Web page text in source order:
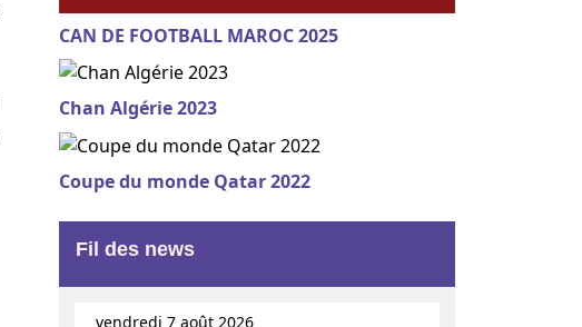
CAN DE FOOTBALL MAROC 2025
Chan Algérie 2023
Coupe du monde Qatar 2022
Fil des news
vendredi 7 août 2026